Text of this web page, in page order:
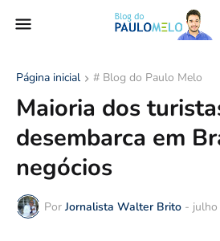
Página inicial # Blog do Paulo Melo
Maioria dos
desembarca em
negócios
Por Jornalista Walter Brito -